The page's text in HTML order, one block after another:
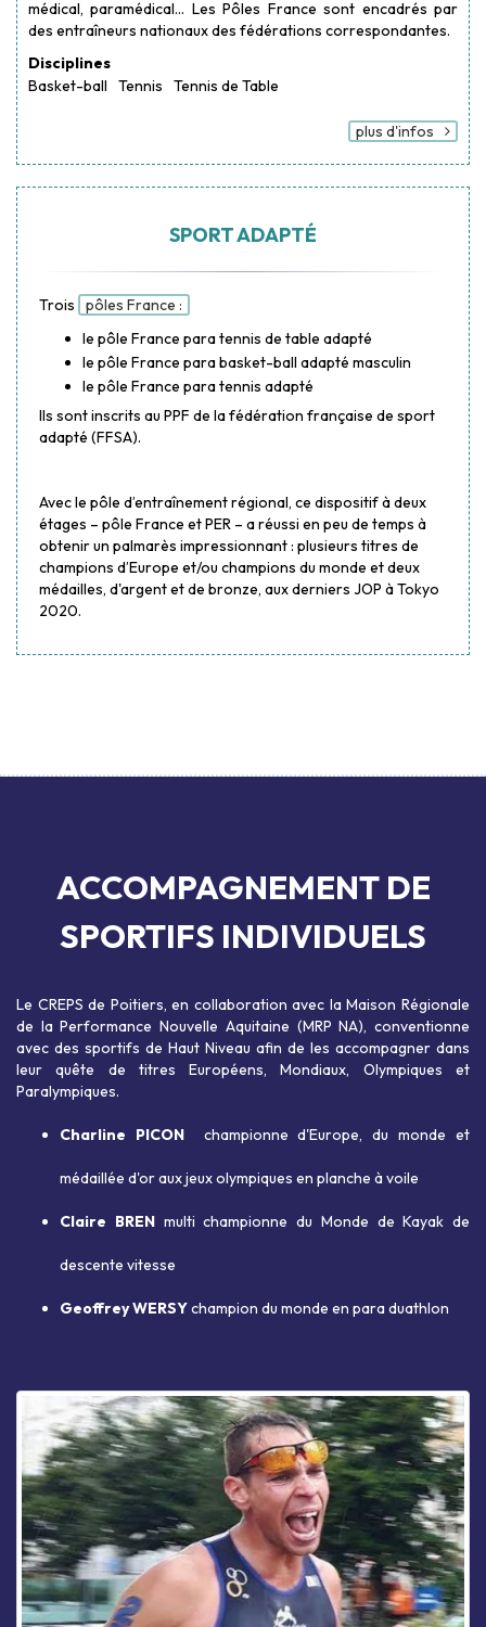
médical, paramédical… Les Pôles France sont encadrés par
des entraîneurs nationaux des fédérations correspondantes.
Disciplines
Basket-ball
Tennis Tennis de Table
plus d'infos
SPORT ADAPTÉ
Trois
pôles France :
le pôle France para tennis de table adapté
le pôle France para basket-ball adapté masculin
le pôle France para tennis adapté
Ils sont inscrits au PPF de la fédération française de sport
adapté (FFSA).
Avec le pôle d’entraînement régional, ce dispositif à deux
étages – pôle France et PER – a réussi en peu de temps à
obtenir un palmarès impressionnant : plusieurs titres de
champions d’Europe et/ou champions du monde et deux
médailles, d'argent et de bronze, aux derniers JOP à Tokyo
2020.
ACCOMPAGNEMENT DE
SPORTIFS INDIVIDUELS
Le CREPS de Poitiers, en collaboration avec la Maison Régionale
de la Performance Nouvelle Aquitaine (MRP NA), conventionne
avec des sportifs de Haut Niveau afin de les accompagner dans
leur quête de titres Européens, Mondiaux, Olympiques et
Paralympiques.
Charline PICON championne d'Europe, du monde et
médaillée d'or aux jeux olympiques en planche à voile
Claire BRENmulti championne du Monde de Kayak de
descente vitesse
Geoffrey WERSYchampion du monde en para duathlon